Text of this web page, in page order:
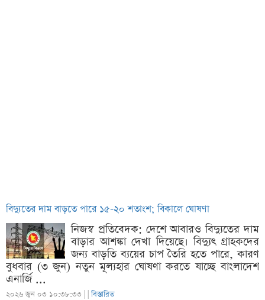
বিদ্যুতের দাম বাড়তে পারে ১৫-২০ শতাংশ; বিকালে ঘোষণা
নিজস্ব প্রতিবেদক: দেশে আবারও বিদ্যুতের দাম
বাড়ার আশঙ্কা দেখা দিয়েছে। বিদ্যুৎ গ্রাহকদের
জন্য বাড়তি ব্যয়ের চাপ তৈরি হতে পারে, কারণ
বুধবার (৩ জুন) নতুন মূল্যহার ঘোষণা করতে যাচ্ছে বাংলাদেশ
এনার্জি ...
২০২৬ জুন ০৩ ১০:৩৮:৩৩ | |বিস্তারিত